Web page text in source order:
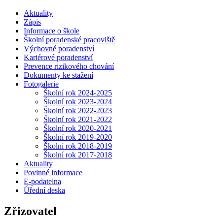
Aktuality
Zápis
Informace o škole
Školní poradenské pracoviště
Výchovné poradenství
Kariérové poradenství
Prevence rizikového chování
Dokumenty ke stažení
Fotogalerie
Školní rok 2024-2025
Školní rok 2023-2024
Školní rok 2022-2023
Školní rok 2021-2022
Školní rok 2020-2021
Školní rok 2019-2020
Školní rok 2018-2019
Školní rok 2017-2018
Aktuality
Povinné informace
E-podatelna
Úřední deska
Zřizovatel